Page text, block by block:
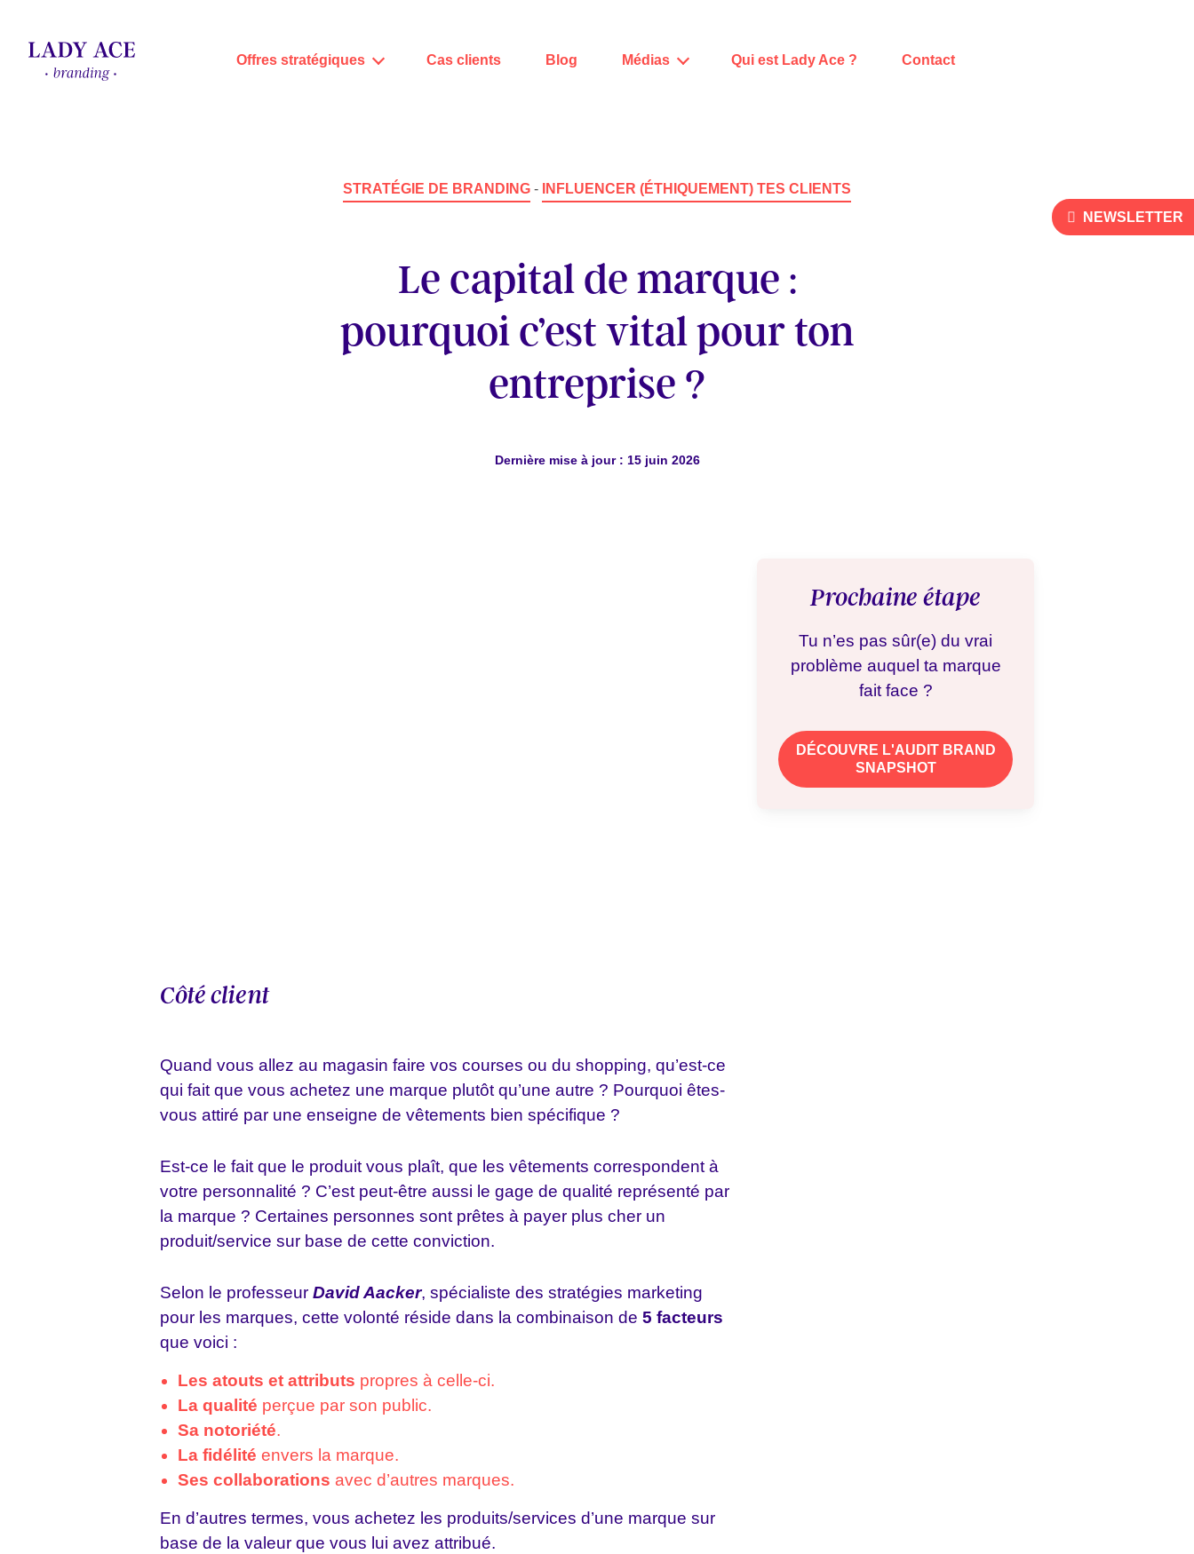
Offres stratégiques Cas clients Blog Médias Qui est Lady Ace ? Contact
STRATÉGIE DE BRANDING - INFLUENCER (ÉTHIQUEMENT) TES CLIENTS
Le capital de marque :
pourquoi c’est vital pour ton
entreprise ?
Dernière mise à jour : 15 juin 2026
Côté client
Quand vous allez au magasin faire vos courses ou du shopping, qu’est-ce
qui fait que vous achetez une marque plutôt qu’une autre ? Pourquoi êtes-
vous attiré par une enseigne de vêtements bien spécifique ?
Est-ce le fait que le produit vous plaît, que les vêtements correspondent à
votre personnalité ? C’est peut-être aussi le gage de qualité représenté par
la marque ? Certaines personnes sont prêtes à payer plus cher un
produit/service sur base de cette conviction.
Selon le professeur David Aacker, spécialiste des stratégies marketing
pour les marques, cette volonté réside dans la combinaison de 5 facteurs
que voici :
Les atouts et attributs propres à celle-ci.
La qualité perçue par son public.
Sa notoriété.
La fidélité envers la marque.
Ses collaborations avec d’autres marques.
En d’autres termes, vous achetez les produits/services d’une marque sur
base de la valeur que vous lui avez attribué.
Prochaine étape
Tu n’es pas sûr(e) du vrai
problème auquel ta marque
fait face ?
DÉCOUVRE L'AUDIT BRAND
SNAPSHOT
NEWSLETTER